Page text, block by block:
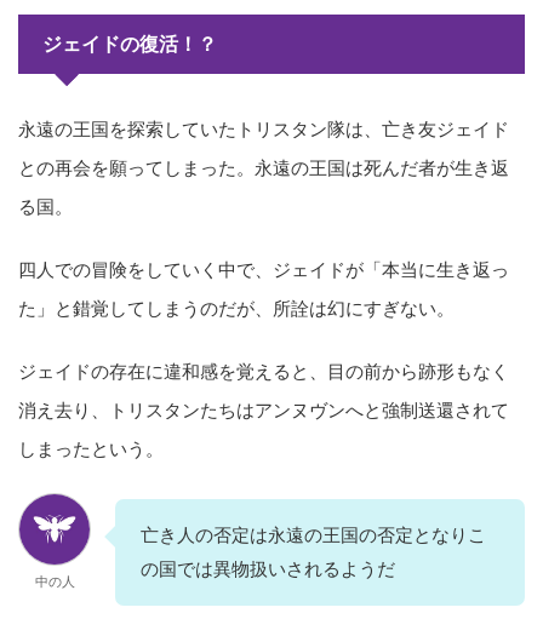
ジェイドの復活！？
永遠の王国を探索していたトリスタン隊は、亡き友ジェイド
との再会を願ってしまった。永遠の王国は死んだ者が生き返
る国。
四人での冒険をしていく中で、ジェイドが「本当に生き返っ
た」と錯覚してしまうのだが、所詮は幻にすぎない。
ジェイドの存在に違和感を覚えると、目の前から跡形もなく
消え去り、トリスタンたちはアンヌヴンへと強制送還されて
しまったという。
中の人
亡き人の否定は永遠の王国の否定となりこ
の国では異物扱いされるようだ